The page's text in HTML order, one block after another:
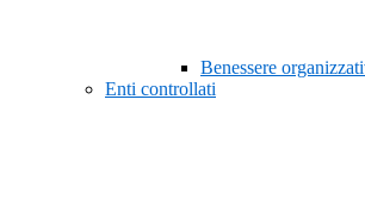
Benessere
Enti controllati